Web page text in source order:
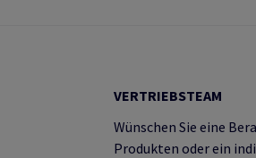
VERTRIEBSTEAM
Wünschen Sie eine
Produkten oder ein